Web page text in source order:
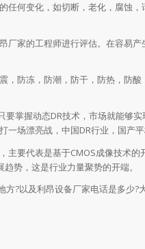
何变化，如切断，老化，腐蚀，
家的工程师进行评估。在容易产
防冻，防潮，防干，防热，防酸
掌握动态DR技术，市场就能够
场漂亮战，中国DR行业，国产平
要代表是基于CMOS成像技术的
势，这是行业力量聚势的开端。
以及利昂设备厂家电话是多少?